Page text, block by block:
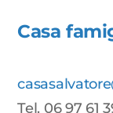
Casa
Tel. 06 97 61